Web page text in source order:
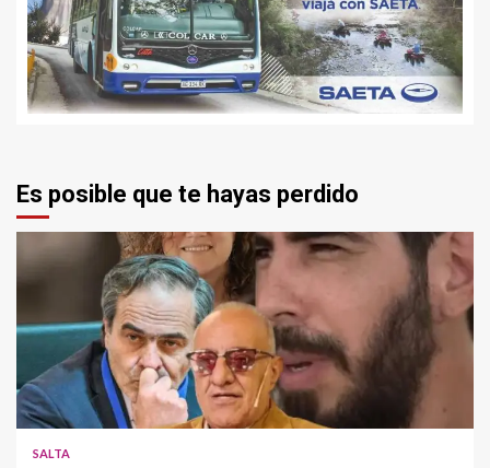
Es posible que te hayas perdido
SALTA